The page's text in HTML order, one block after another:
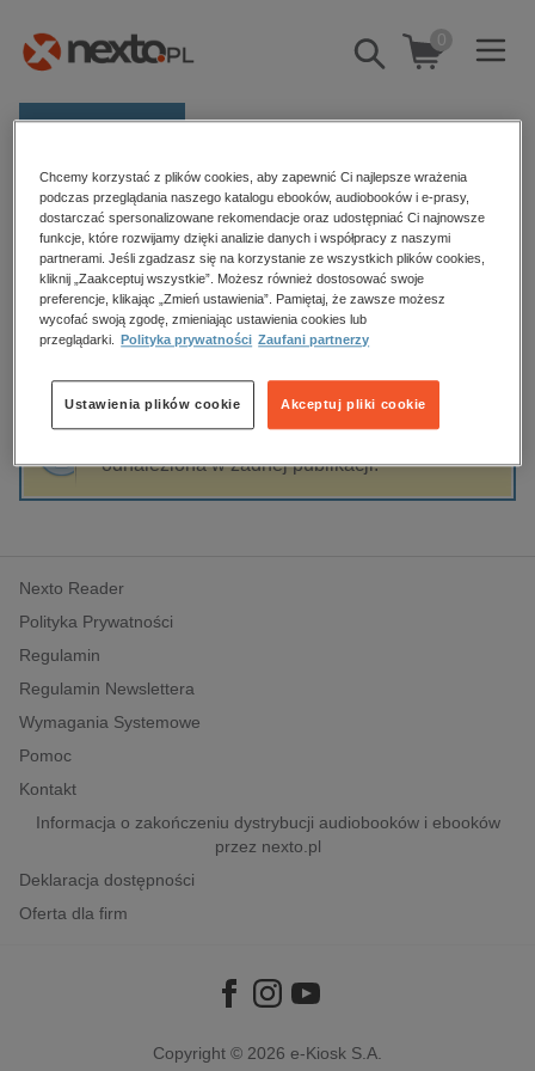
Pokaż/schowaj
wyszukiwarkę
0
E-prasa
Kategorie
Zobacz wszystkie E-prasa
budownictwo, aranżacja wnętrz
biznesowe, branżowe, gospodarka
edukacja
hobby, sport, rozrywka
komputery, internet, technologie, informatyka
polityka, społeczno-informacyjne
psychologiczne
inne
popularno-naukowe
historia
Strona główna Andrzej Ferenc
Andrzej Ferenc
Sortowanie Filtrowanie
odnaleziona w żadnej publikacji.
Nexto Reader
Polityka Prywatności
Regulamin
Regulamin Newslettera
Wymagania Systemowe
Pomoc
Kontakt
Informacja o zakończeniu dystrybucji audiobooków i ebooków
przez nexto.pl
Deklaracja dostępności
Oferta dla firm
Copyright © 2026 e-Kiosk S.A.
Chcemy korzystać z plików cookies, aby zapewnić Ci najlepsze wrażenia
podczas przeglądania naszego katalogu ebooków, audiobooków i e-prasy,
dostarczać spersonalizowane rekomendacje oraz udostępniać Ci najnowsze
funkcje, które rozwijamy dzięki analizie danych i współpracy z naszymi
partnerami. Jeśli zgadzasz się na korzystanie ze wszystkich plików cookies,
kliknij „Zaakceptuj wszystkie”. Możesz również dostosować swoje
preferencje, klikając „Zmień ustawienia”. Pamiętaj, że zawsze możesz
wycofać swoją zgodę, zmieniając ustawienia cookies lub
przeglądarki.
Polityka prywatności Zaufani partnerzy
Akceptuj pliki cookie
Ustawienia plików cookie